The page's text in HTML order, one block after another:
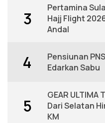
3
Pertamina
Hajj Flight
Andal
4
Pensiunan
Edarkan Sabu
5
GEAR
Dari Selatan
KM